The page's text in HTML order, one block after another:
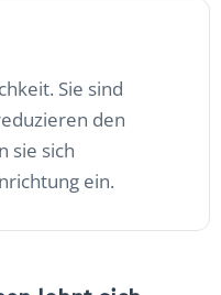
Sie sind
den
sie sich
ein.